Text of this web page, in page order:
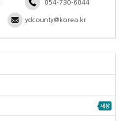
054-730-6044
ydcounty@korea.kr